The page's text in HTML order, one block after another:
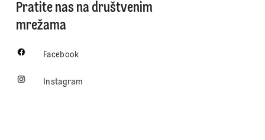
Pratite nas na društvenim
mrežama
Facebook
Instagram